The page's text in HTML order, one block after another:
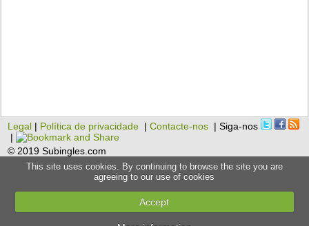
Legal | Política de privacidade |Contacte-nos | Siga-nos
|
© 2019 Subingles.com
This site uses cookies. By continuing to browse the site you are
agreeing to our use of cookies
Accept